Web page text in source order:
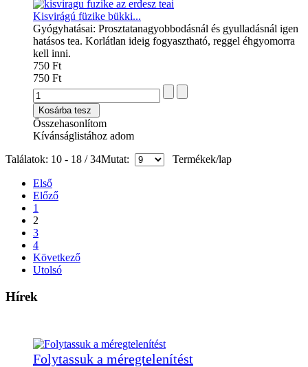
Kisvirágú füzike bükki...
Gyógyhatásai: Prosztatanagyobbodásnál és gyulladásnál igen
hatásos tea. Korlátlan ideig fogyasztható, reggel éhgyomorra
kell inni.
750 Ft
750 Ft
Kosárba tesz
Összehasonlítom
Kívánságlistához adom
Találatok: 10 - 18 / 34Mutat: Termékek/lap
Első
Előző
1
2
3
4
Következő
Utolsó
Hírek
Folytassuk a méregtelenítést